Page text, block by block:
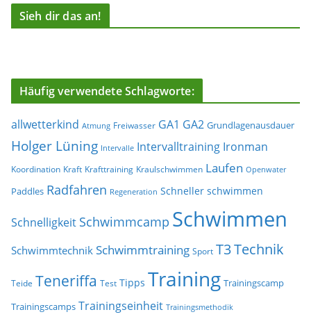
Sieh dir das an!
Häufig verwendete Schlagworte:
allwetterkind Atmung Freiwasser GA1 GA2 Grundlagenausdauer
Holger Lüning Intervalle Intervalltraining Ironman
Koordination Kraft Krafttraining Kraulschwimmen Laufen Openwater
Paddles Radfahren Regeneration Schneller schwimmen
Schnelligkeit Schwimmcamp Schwimmen
Schwimmtechnik Schwimmtraining Sport T3Technik
Teide Teneriffa Test Tipps Training Trainingscamp
Trainingscamps Trainingseinheit Trainingsmethodik